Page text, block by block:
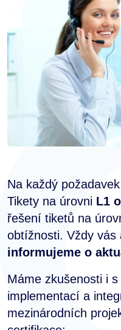
Na každý
Tikety na úrovni L1
řešení tiketů na
obtížnosti. Vždy vás
informujeme o
Máme zkušenosti i
implementací a
mezinárodních